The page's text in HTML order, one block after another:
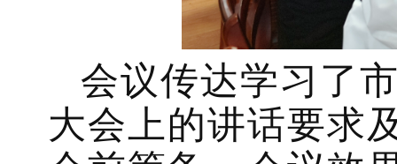
会议传达学习了
大会上的讲话要求